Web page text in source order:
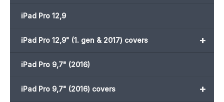
iPad Pro 12,9
+
iPad Pro 12,9" (1. gen & 2017) covers
iPad Pro 9,7" (2016)
+
iPad Pro 9,7" (2016) covers